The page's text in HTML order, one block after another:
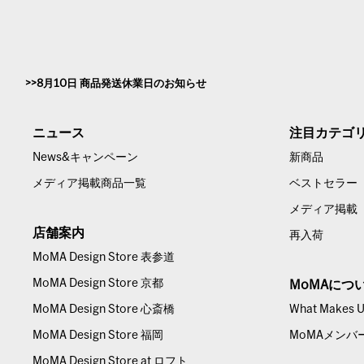
8月10日 商品発送休業日のお知らせ
ニュース
News&キャンペーン
メディア掲載商品一覧
店舗案内
MoMA Design Store 表参道
MoMA Design Store 京都
MoMA Design Store 心斎橋
MoMA Design Store 福岡
MoMA Design Store at ロフト
注目カテゴ
新商品
ベストセラー
メディア掲載
再入荷
MoMAにつ
What Makes
MoMAメンバ